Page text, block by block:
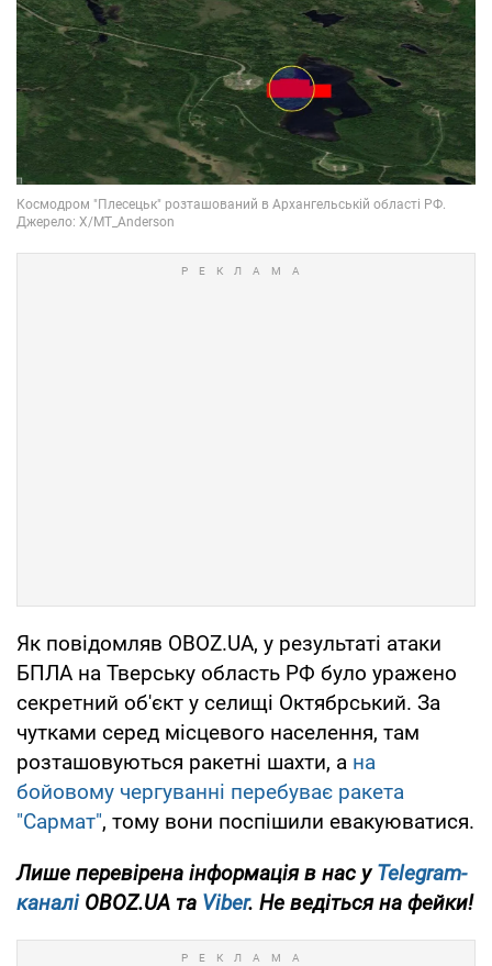
Як повідомляв OBOZ.UA, у результаті атаки
БПЛА на Тверську область РФ було уражено
секретний об'єкт у селищі Октябрський. За
чутками серед місцевого населення, там
розташовуються ракетні шахти, а на
бойовому чергуванні перебуває ракета
"Сармат", тому вони поспішили евакуюватися.
Лише перевірена інформація в нас уTelegram-
каналіOBOZ.UA та Viber. Не ведіться на фейки!